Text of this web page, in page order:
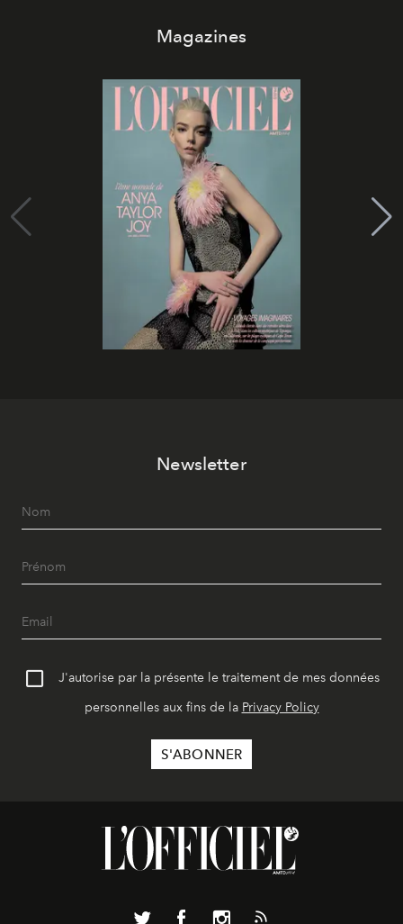
Magazines
Newsletter
J'autorise par la présente le traitement de mes données
personnelles aux fins de la Privacy Policy